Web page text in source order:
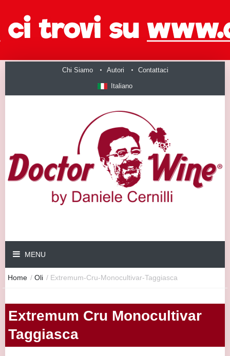
Chi Siamo Autori Contattaci
Italiano
MENU
Home / Oli / Extremum-Cru-Monocultivar-Taggiasca
Extremum Cru Monocultivar
Taggiasca